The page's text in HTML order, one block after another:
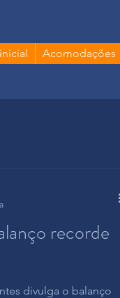
Acomodações
recorde
divulga o balanço